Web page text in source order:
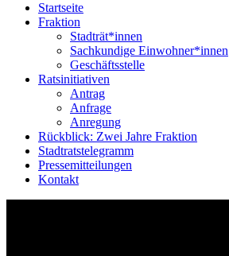
Startseite
Fraktion
Stadträt*innen
Sachkundige Einwohner*innen
Geschäftsstelle
Ratsinitiativen
Antrag
Anfrage
Anregung
Rückblick: Zwei Jahre Fraktion
Stadtratstelegramm
Pressemitteilungen
Kontakt